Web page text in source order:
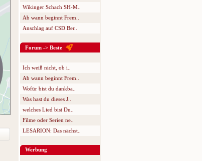
Wikinger Schach SH-M..
Ab wann beginnt Frem..
Anschlag auf CSD Ber..
Forum -> Beste
Ich weiß nicht, ob i..
Ab wann beginnt Frem..
Wofür bist du dankba..
Was hast du dieses J..
welches Lied bist Du..
Filme oder Serien ne..
LESARION: Das nächst..
Werbung